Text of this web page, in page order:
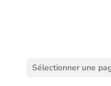
Sélectionner une